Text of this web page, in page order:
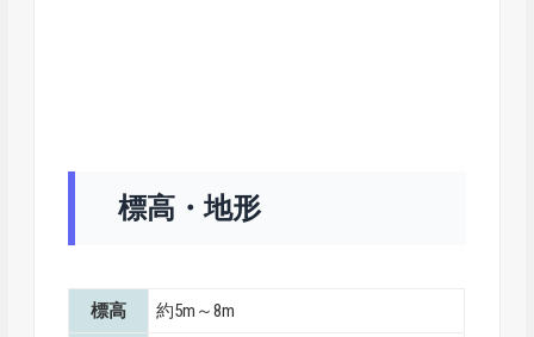
標高・地形
標高 約5m～8m